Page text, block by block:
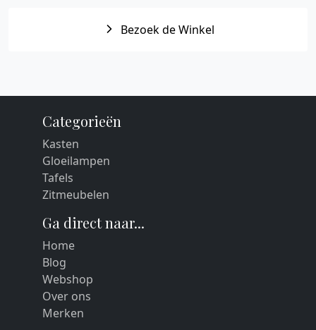
Bezoek de Winkel
Categorieën
Kasten
Gloeilampen
Tafels
Zitmeubelen
Ga direct naar...
Home
Blog
Webshop
Over ons
Merken